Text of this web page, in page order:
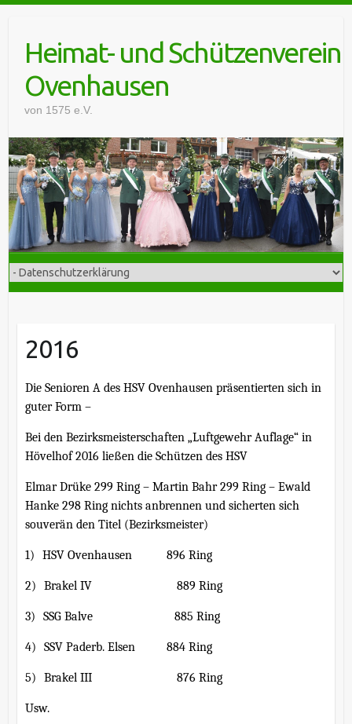
contentHeimat- und Schützenverein
Ovenhausen
von 1575 e.V.
2016
Die Senioren A des HSV Ovenhausen präsentierten sich in
guter Form –
Bei den Bezirksmeisterschaften „Luftgewehr Auflage“ in
Hövelhof 2016 ließen die Schützen des HSV
Elmar Drüke 299 Ring – Martin Bahr 299 Ring – Ewald
Hanke 298 Ring nichts anbrennen und sicherten sich
souverän den Titel (Bezirksmeister)
1) HSV Ovenhausen 896 Ring
2) Brakel IV 889 Ring
3) SSG Balve 885 Ring
4) SSV Paderb. Elsen 884 Ring
5) Brakel III 876 Ring
Usw.